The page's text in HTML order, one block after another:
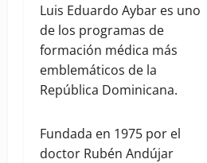
Luis Eduardo Aybar es uno
de los programas de
formación médica más
emblemáticos de la
República Dominicana.
Fundada en 1975 por el
doctor Rubén Andújar